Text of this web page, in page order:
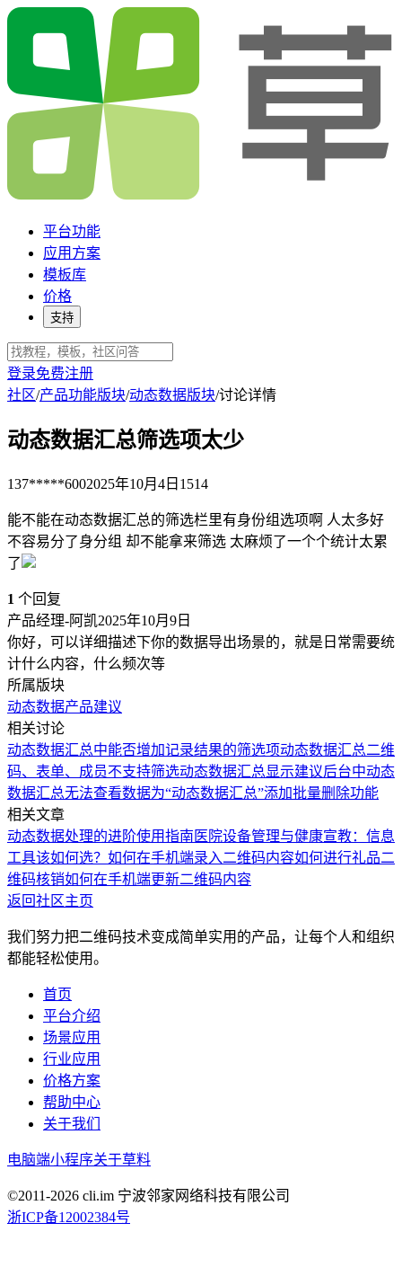
平台功能
应用方案
模板库
价格
支持
登录免费注册
社区/产品功能版块/动态数据版块/讨论详情
动态数据汇总筛选项太少
137*****6002025年10月4日 1514
能不能在动态数据汇总的筛选栏里有身份组选项啊 人太多好
不容易分了身分组 却不能拿来筛选 太麻烦了一个个统计太累
了
1 个回复
产品经理-阿凯2025年10月9日
你好，可以详细描述下你的数据导出场景的，就是日常需要统
计什么内容，什么频次等
所属版块
动态数据产品建议
相关讨论
动态数据汇总中能否增加记录结果的筛选项动态数据汇总二维
码、表单、成员不支持筛选动态数据汇总显示建议后台中动态
数据汇总无法查看数据为“动态数据汇总”添加批量删除功能
相关文章
动态数据处理的进阶使用指南 医院设备管理与健康宣教：信息
工具该如何选？ 如何在手机端录入二维码内容如何进行礼品二
维码核销如何在手机端更新二维码内容
返回社区主页
我们努力把二维码技术变成简单实用的产品，让每个人和组织
都能轻松使用。
首页
平台介绍
场景应用
行业应用
价格方案
帮助中心
关于我们
电脑端小程序关于草料
©2011-2026 cli.im 宁波邻家网络科技有限公司
浙ICP备12002384号